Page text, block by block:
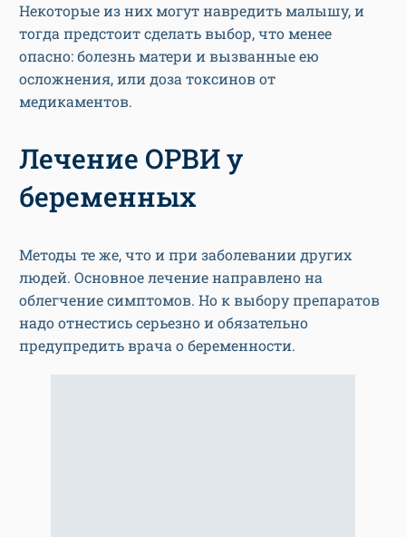
Некоторые из них могут навредить малышу, и
тогда предстоит сделать выбор, что менее
опасно: болезнь матери и вызванные ею
осложнения, или доза токсинов от
медикаментов.
Лечение ОРВИ у
беременных
Методы те же, что и при заболевании других
людей. Основное лечение направлено на
облегчение симптомов. Но к выбору препаратов
надо отнестись серьезно и обязательно
предупредить врача о беременности.